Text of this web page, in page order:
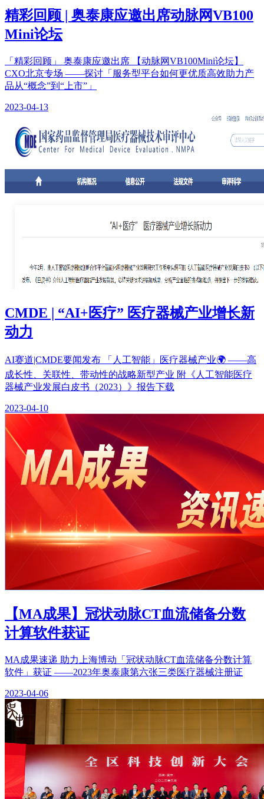
精彩回顾 | 奥泰康应邀出席动脉网VB100
Mini论坛
「精彩回顾」 奥泰康应邀出席 【动脉网VB100Mini论坛】
CXO北京专场 ——探讨「服务型平台如何更优质高效助力产
品从“概念”到“上市”」
2023-04-13
CMDE | “AI+医疗” 医疗器械产业增长新
动力
AI赛道|CMDE要闻发布 「人工智能」医疗器械产业🌍 ——高
成长性、关联性、带动性的战略新型产业 附《人工智能医疗
器械产业发展白皮书（2023）》报告下载
2023-04-10
【MA成果】冠状动脉CT血流储备分数
计算软件获证
MA成果速递 助力上海博动「冠状动脉CT血流储备分数计算
软件」获证 ——2023年奥泰康第六张三类医疗器械注册证
2023-04-06